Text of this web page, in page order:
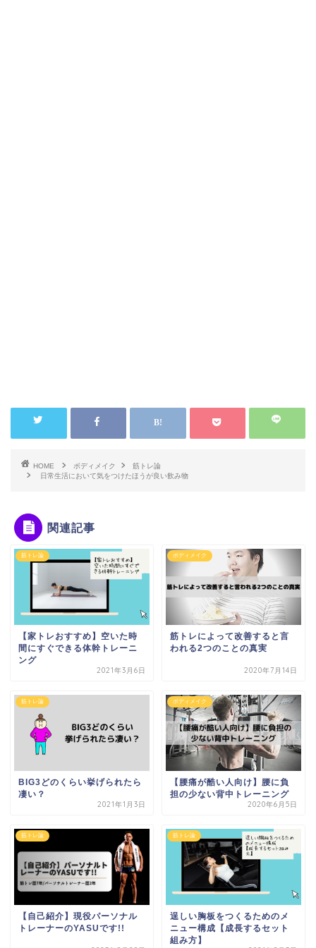
HOME ボディメイク
筋トレ論
日常生活において気をつけたほうが良い飲み物
関連記事
筋トレ論
【家トレおすすめ】空いた時
間にすぐできる体幹トレーニ
ング
2021年3月6日
ボディメイク
筋トレによって改善すると言
われる2つのことの真実
2020年7月14日
筋トレ論
BIG3どのくらい挙げられたら
凄い？
2021年1月3日
ボディメイク
【腰痛が酷い人向け】腰に負
担の少ない背中トレーニング
2020年6月5日
筋トレ論
【自己紹介】現役パーソナル
トレーナーのYASUです!!
筋トレ論
逞しい胸板をつくるためのメ
ニュー構成【成長するセット
組み方】